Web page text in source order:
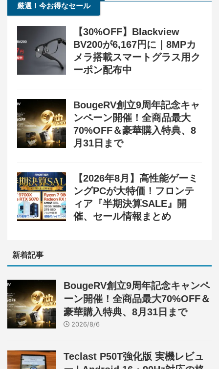
厳選！今お得なセール
【30%OFF】Blackview
BV200が6,167円に｜8MPカ
メラ搭載スマートグラス用ク
ーポン配布中
BougeRV創立9周年記念キャ
ンペーン開催！全商品最大
70%OFF＆豪華購入特典、8
月31日まで
【2026年8月】高性能ゲーミ
ングPCが大特価！フロンテ
ィア『半期決算SALE』開
催、セール情報まとめ
新着記事
BougeRV創立9周年記念キャンペ
ーン開催！全商品最大70%OFF＆
豪華購入特典、8月31日まで
2026/8/6
Teclast P50T強化版 実機レビュ